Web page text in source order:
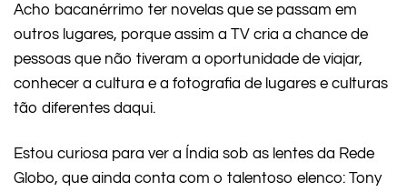
Acho bacanérrimo ter novelas que se passam em
outros lugares, porque assim a TV cria a chance de
pessoas que não tiveram a oportunidade de viajar,
conhecer a cultura e a fotografia de lugares e culturas
tão diferentes daqui.
Estou curiosa para ver a Índia sob as lentes da Rede
Globo, que ainda conta com o talentoso elenco: Tony